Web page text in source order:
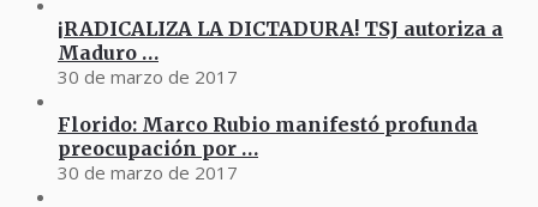
¡RADICALIZA LA DICTADURA! TSJ autoriza a
Maduro …
30 de marzo de 2017
Florido: Marco Rubio manifestó profunda
preocupación por …
30 de marzo de 2017